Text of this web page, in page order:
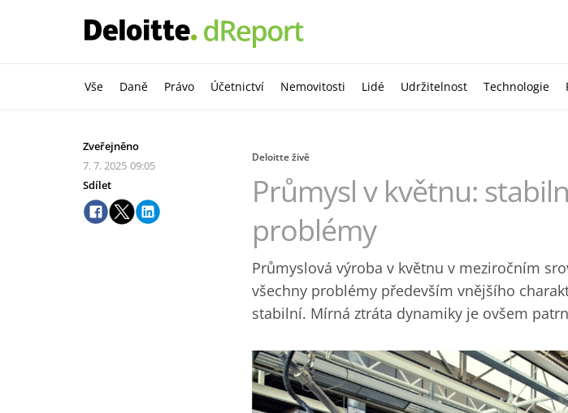
Vše Daně Právo Účetnictví Nemovitosti Lidé Udržitelnost Technologie
Zveřejněno
7. 7. 2025 09:05
Sdílet
Deloitte živě
Průmysl v květnu:
problémy
Průmyslová výroba v květnu v meziročním
všechny problémy ‎především vnějšího
stabilní. Mírná ztráta dynamiky je ovšem